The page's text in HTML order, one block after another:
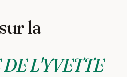
la
DE L'YVETTE